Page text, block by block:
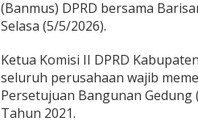
a
m
D
t
u
t
u
p
(Banmus) DPRD bersama
Selasa (5/5/2026).
Ketua Komisi II DPRD
seluruh perusahaan wajib
Persetujuan Bangunan Gedung
Tahun 2021.